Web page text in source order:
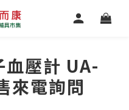
壓計 UA-
來電詢問